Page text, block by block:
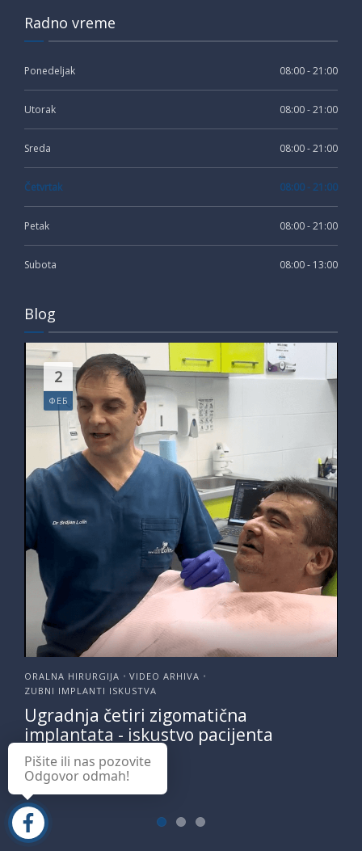
Radno vreme
Ponedeljak 08:00 - 21:00
Utorak 08:00 - 21:00
Sreda 08:00 - 21:00
Četvrtak 08:00 - 21:00
Petak 08:00 - 21:00
Subota 08:00 - 13:00
Blog
2
ФЕБ
ORALNA HIRURGIJA • VIDEO ARHIVA •
ZUBNI IMPLANTI ISKUSTVA
Ugradnja četiri zigomatična
implantata - iskustvo pacijenta
PROČITAJ
Pišite ili nas pozovite
Odgovor odmah!